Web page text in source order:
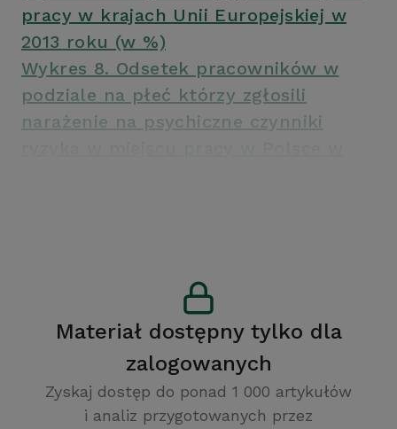
pracy w krajach Unii Europejskiej w
2013 roku (w %)
Wykres 8. Odsetek pracowników w
podziale na płeć którzy zgłosili
narażenie na psychiczne czynniki
Materiał dostępny tylko dla
zalogowanych
Zyskaj dostęp do ponad 1 000 artykułów
i analiz przygotowanych przez